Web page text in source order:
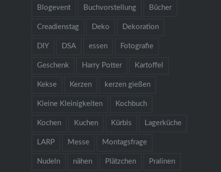
Blogevent Buchvorstellung Bücher
Creadienstag Deko Dekoration
DIY DSA essen Fotografie
Geschenk Harry Potter Kartoffel
Kekse Kerzen kerzen gießen
Kleine Kleinigkeiten Kochbuch
Kochen Kuchen Kürbis Lagerküche
LARP Messe Montagsfrage
Nudeln nähen Plätzchen Pralinen